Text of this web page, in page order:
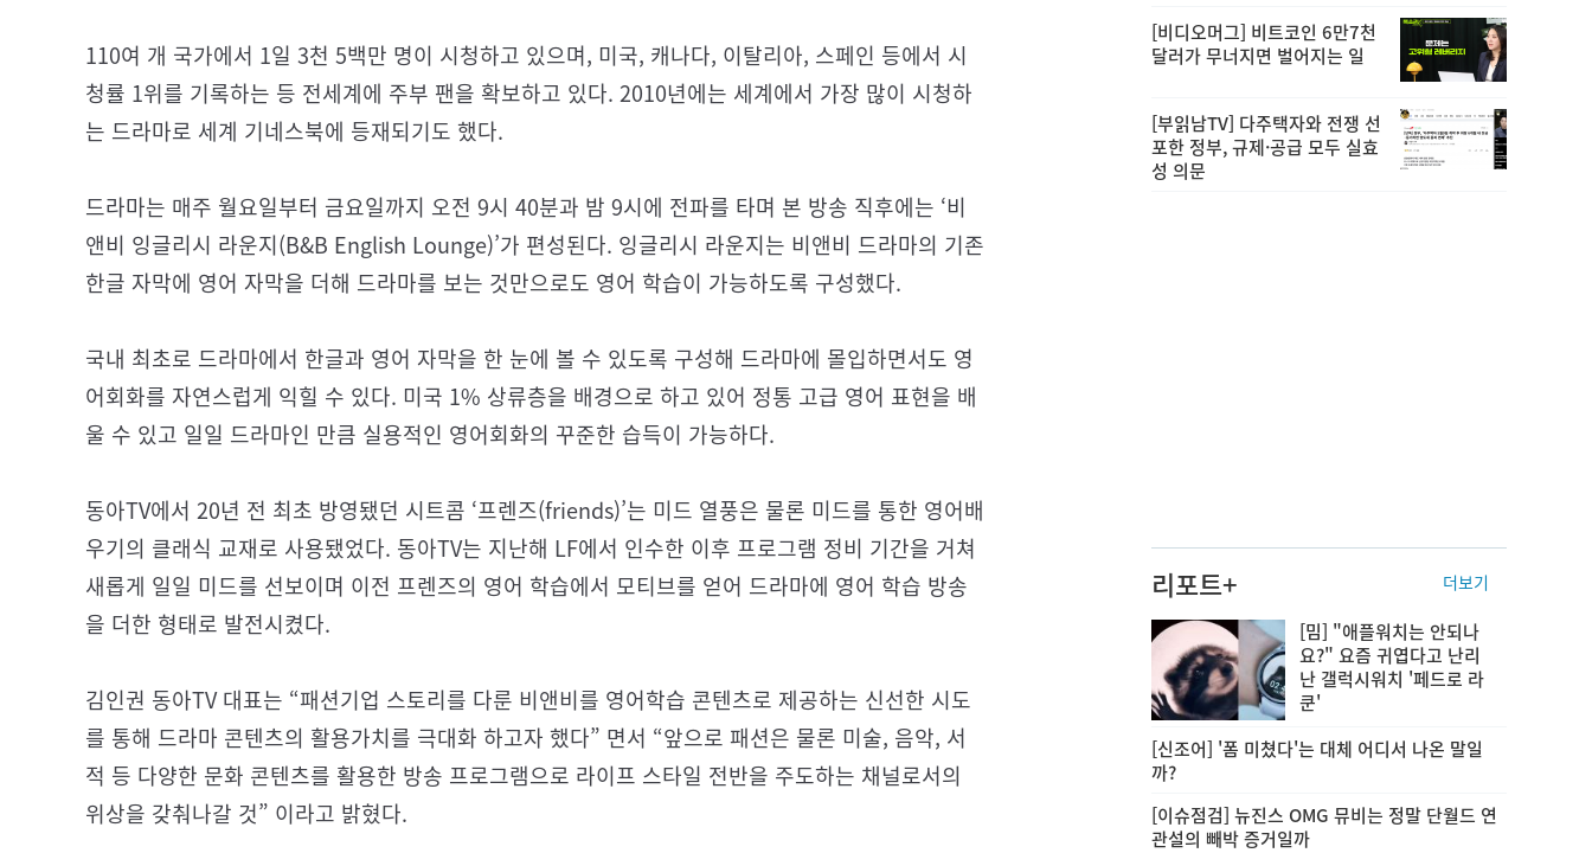
110여 개 국가에서 1일 3천 5백만 명이 시청하고 있으며, 미국, 캐나다, 이탈리아, 스페인 등에서 시
청률 1위를 기록하는 등 전세계에 주부 팬을 확보하고 있다. 2010년에는 세계에서 가장 많이 시청하
는 드라마로 세계 기네스북에 등재되기도 했다.
드라마는 매주 월요일부터 금요일까지 오전 9시 40분과 밤 9시에 전파를 타며 본 방송 직후에는 ‘비
앤비 잉글리시 라운지(B&B English Lounge)’가 편성된다. 잉글리시 라운지는 비앤비 드라마의 기존
한글 자막에 영어 자막을 더해 드라마를 보는 것만으로도 영어 학습이 가능하도록 구성했다.
국내 최초로 드라마에서 한글과 영어 자막을 한 눈에 볼 수 있도록 구성해 드라마에 몰입하면서도 영
어회화를 자연스럽게 익힐 수 있다. 미국 1% 상류층을 배경으로 하고 있어 정통 고급 영어 표현을 배
울 수 있고 일일 드라마인 만큼 실용적인 영어회화의 꾸준한 습득이 가능하다.
동아TV에서 20년 전 최초 방영됐던 시트콤 ‘프렌즈(friends)’는 미드 열풍은 물론 미드를 통한 영어배
우기의 클래식 교재로 사용됐었다. 동아TV는 지난해 LF에서 인수한 이후 프로그램 정비 기간을 거쳐
새롭게 일일 미드를 선보이며 이전 프렌즈의 영어 학습에서 모티브를 얻어 드라마에 영어 학습 방송
을 더한 형태로 발전시켰다.
김인권 동아TV 대표는 “패션기업 스토리를 다룬 비앤비를 영어학습 콘텐츠로 제공하는 신선한 시도
를 통해 드라마 콘텐츠의 활용가치를 극대화 하고자 했다” 면서 “앞으로 패션은 물론 미술, 음악, 서
적 등 다양한 문화 콘텐츠를 활용한 방송 프로그램으로 라이프 스타일 전반을 주도하는 채널로서의
위상을 갖춰나갈 것” 이라고 밝혔다.
[비디오머그] 비트코인 6만7천
달러가 무너지면 벌어지는 일
[부읽남TV] 다주택자와 전쟁 선
포한 정부, 규제·공급 모두 실효
성 의문
리포트+ 더보기
[밈] "애플워치는 안되나
요?" 요즘 귀엽다고 난리
난 갤럭시워치 '페드로 라
쿤'
[신조어] '폼 미쳤다'는 대체 어디서 나온 말일
까?
[이슈점검] 뉴진스 OMG 뮤비는 정말 단월드 연
관설의 빼박 증거일까